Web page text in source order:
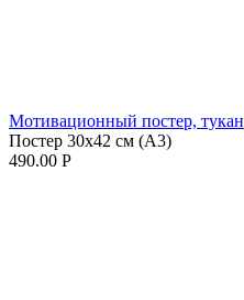
Мотивационный постер, тукан
Постер 30х42 см (А3)
490.00 Р